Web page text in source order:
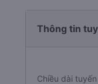
Thông tin
Chiều dài